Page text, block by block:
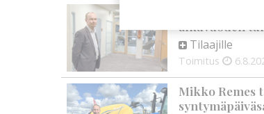
alkuvuoden
Tilaajille
Toimitus
Mikko Remes